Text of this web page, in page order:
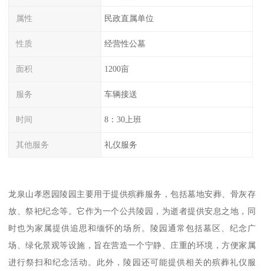
属性 民政直属单位
性质 经营性公墓
面积 1200亩
服务 车辆接送
时间 8：30上班
其他服务 礼仪服务
龙泉山孝恩园陵园主要用于提供殡葬服务，包括墓地安葬、骨灰存
放、祭祀纪念等。它作为一个公共陵园，为逝者提供安息之地，同
时也为家属提供追思和缅怀的场所。陵园通常包括墓区、纪念广
场、绿化景观等设施，旨在营造一个宁静、庄重的环境，方便家属
进行祭扫和纪念活动。此外，陵园还可能提供相关的殡葬礼仪服